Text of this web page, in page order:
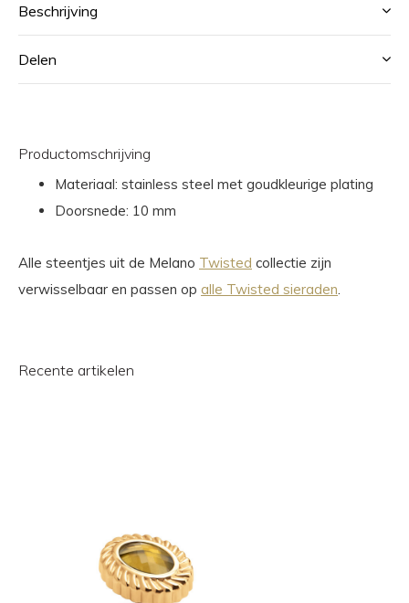
Beschrijving
Delen
Productomschrijving
Materiaal: stainless steel met goudkleurige plating
Doorsnede: 10 mm
Alle steentjes uit de Melano Twisted collectie zijn
verwisselbaar en passen op alle Twisted sieraden
Recente artikelen